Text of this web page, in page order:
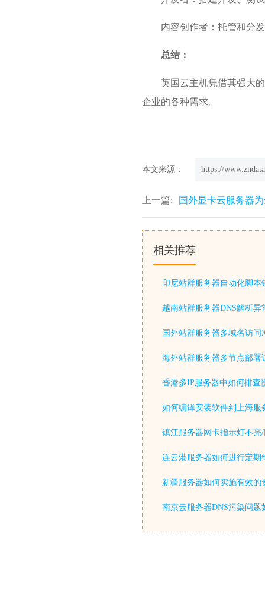
内容创作者：托管和分
总结：
英国云主机凭借其强大
企业的各种需求。
本文来源： https://
上一篇: 国外显卡云服务器
相关推荐
印尼站群服务器自动化脚本
越南站群服务器DNS解析异
国外站群服务器多域名访问
海外站群服务器多节点部署
香港多IP服务器中如何排查
如何编译安装软件到上海服
镇江服务器网卡指示灯不亮
连云港服务器如何进行定期
新疆服务器如何实施有效的
南京云服务器DNS污染问题